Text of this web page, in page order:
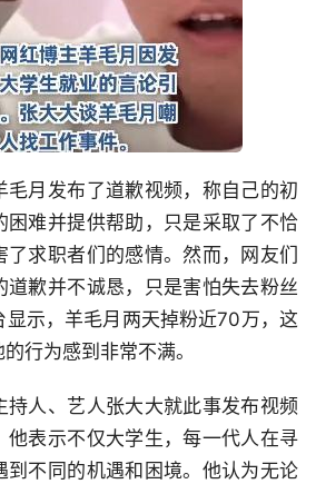
毛月发布了道歉视频，称自己的初
困难并提供帮助，只是采取了不恰
求职者们的感情。然而，网友们
道歉并不诚恳，只是害怕失去粉丝
显示，羊毛月两天掉粉近70万，这
行为感到非常不满。
持人、艺人张大大就此事发布视频
他表示不仅大学生，每一代人在寻
到不同的机遇和困境。他认为无论